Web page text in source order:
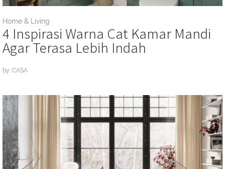
Home & Living
4 Inspirasi Warna Cat Kamar Mandi
Agar Terasa Lebih Indah
by: CASA